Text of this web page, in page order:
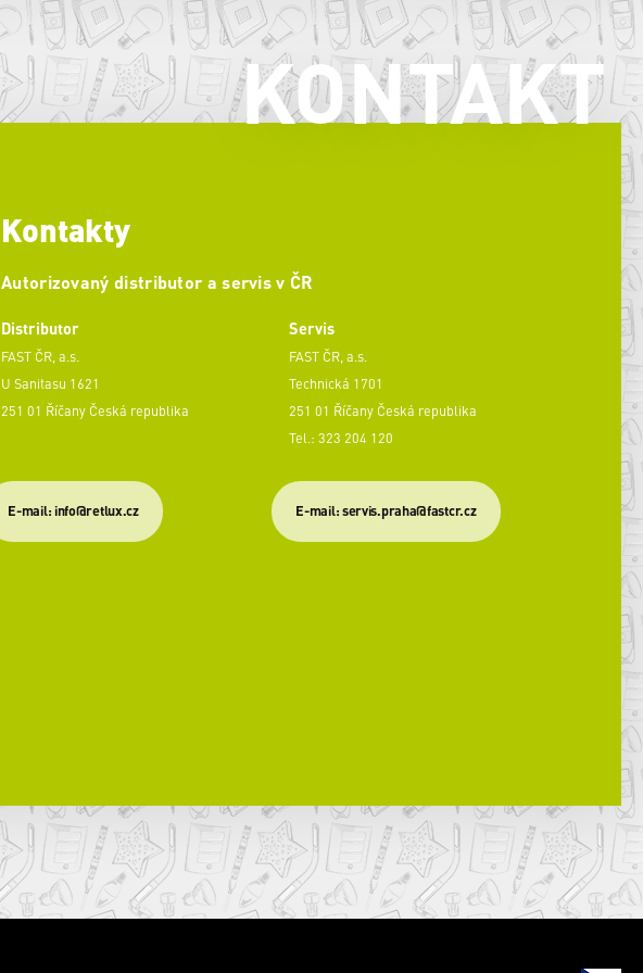
KONTAKT
Kontakty
Autorizovaný distributor a servis v ČR
Distributor
FAST ČR, a.s.
U Sanitasu 1621
251 01 Říčany Česká republika
E-mail: info@retlux.cz
Servis
FAST ČR, a.s.
Technická 1701
251 01 Říčany Česká republika
Tel.: 323 204 120
​E-mail: servis.praha@fastcr.cz